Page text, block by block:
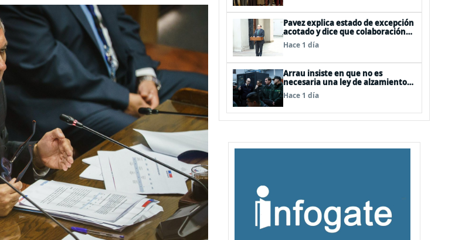
Pavez explica estado de excepción
acotado y dice que colaboración
entre FFAA y policías, “es algo del
todo pertinente analizar”
Hace 1 día
Arrau insiste en que no es
necesaria una ley de alzamiento
del secreto bancario, porque ya
existe
Hace 1 día